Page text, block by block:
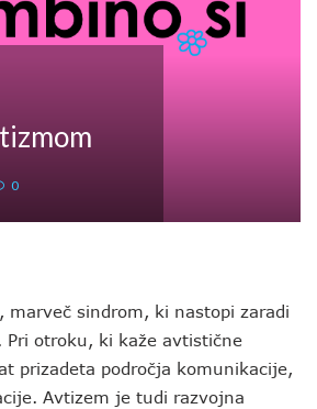
0
marveč sindrom, ki nastopi zaradi
Pri otroku, ki kaže avtistične
prizadeta področja komunikacije,
Avtizem je tudi razvojna